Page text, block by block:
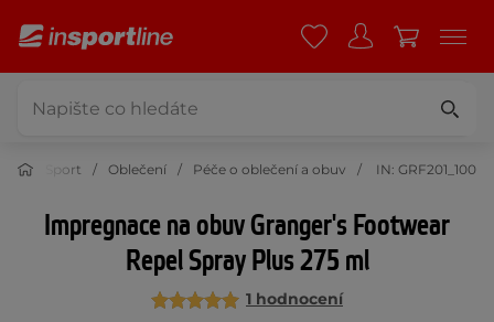
Sport Oblečení Péče o oblečení a obuv IN: GRF201_100
Impregnace na obuv Granger's Footwear
Repel Spray Plus 275 ml
1 hodnocení